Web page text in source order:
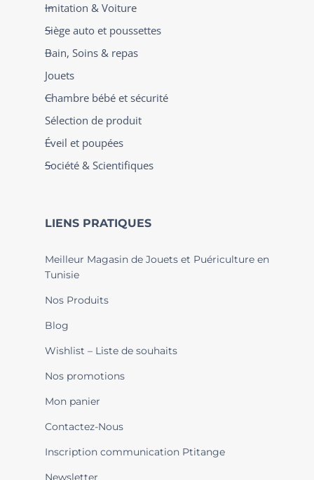
Imitation & Voiture
Siège auto et poussettes
Bain, Soins & repas
Jouets
Chambre bébé et sécurité
Sélection de produit
Éveil et poupées
Société & Scientifiques
LIENS PRATIQUES
Meilleur Magasin de Jouets et Puériculture en
Tunisie
Nos Produits
Blog
Wishlist – Liste de souhaits
Nos promotions
Mon panier
Contactez-Nous
Inscription communication Ptitange
Newsletter